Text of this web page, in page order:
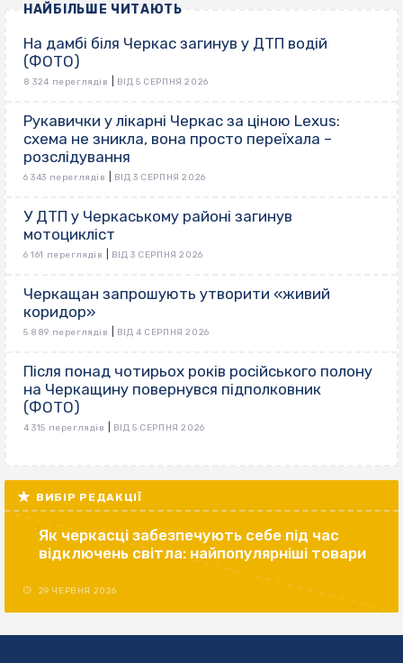
НАЙБІЛЬШЕ ЧИТАЮТЬ
На дамбі біля Черкас загинув у ДТП водій
(ФОТО)
8 324 переглядів ВІД 5 СЕРПНЯ 2026
Рукавички у лікарні Черкас за ціною Lexus:
схема не зникла, вона просто переїхала –
розслідування
6 343 переглядів ВІД 3 СЕРПНЯ 2026
У ДТП у Черкаському районі загинув
мотоцикліст
6 161 переглядів ВІД 3 СЕРПНЯ 2026
Черкащан запрошують утворити «живий
коридор»
5 889 переглядів ВІД 4 СЕРПНЯ 2026
Після понад чотирьох років російського полону
на Черкащину повернувся підполковник
(ФОТО)
4 315 переглядів ВІД 5 СЕРПНЯ 2026
ВИБІР РЕДАКЦІЇ
Як черкасці забезпечують себе під час
відключень світла: найпопулярніші товари
29 ЧЕРВНЯ 2026